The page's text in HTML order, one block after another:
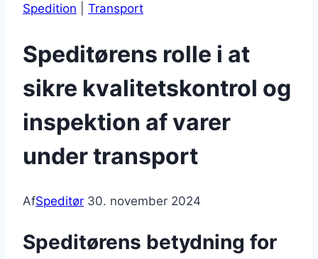
Spedition Transport
Speditørens rolle i at
sikre kvalitetskontrol og
inspektion af varer
under transport
AfSpeditør 30. november 2024
Speditørens betydning for